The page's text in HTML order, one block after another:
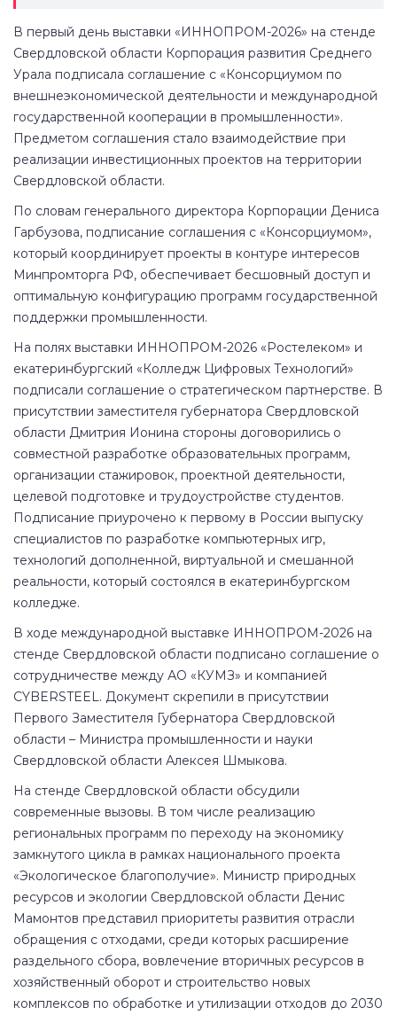
В первый день выставки «ИННОПРОМ-2026» на стенде
Свердловской области Корпорация развития Среднего
Урала подписала соглашение с «Консорциумом по
внешнеэкономической деятельности и международной
государственной кооперации в промышленности».
Предметом соглашения стало взаимодействие при
реализации инвестиционных проектов на территории
Свердловской области.
По словам генерального директора Корпорации Дениса
Гарбузова, подписание соглашения с «Консорциумом»,
который координирует проекты в контуре интересов
Минпромторга РФ, обеспечивает бесшовный доступ и
оптимальную конфигурацию программ государственной
поддержки промышленности.
На полях выставки ИННОПРОМ-2026 «Ростелеком» и
екатеринбургский «Колледж Цифровых Технологий»
подписали соглашение о стратегическом партнерстве. В
присутствии заместителя губернатора Свердловской
области Дмитрия Ионина стороны договорились о
совместной разработке образовательных программ,
организации стажировок, проектной деятельности,
целевой подготовке и трудоустройстве студентов.
Подписание приурочено к первому в России выпуску
специалистов по разработке компьютерных игр,
технологий дополненной, виртуальной и смешанной
реальности, который состоялся в екатеринбургском
колледже.
В ходе международной выставке ИННОПРОМ-2026 на
стенде Свердловской области подписано соглашение о
сотрудничестве между АО «КУМЗ» и компанией
CYBERSTEEL. Документ скрепили в присутствии
Первого Заместителя Губернатора Свердловской
области – Министра промышленности и науки
Свердловской области Алексея Шмыкова.
На стенде Свердловской области обсудили
современные вызовы. В том числе реализацию
региональных программ по переходу на экономику
замкнутого цикла в рамках национального проекта
«Экологическое благополучие». Министр природных
ресурсов и экологии Свердловской области Денис
Мамонтов представил приоритеты развития отрасли
обращения с отходами, среди которых расширение
раздельного сбора, вовлечение вторичных ресурсов в
хозяйственный оборот и строительство новых
комплексов по обработке и утилизации отходов до 2030